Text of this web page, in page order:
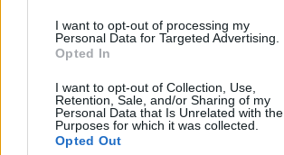
I want to opt-out of processing my
Personal Data for Targeted Advertising.
Opted In
I want to opt-out of Collection, Use,
Retention, Sale, and/or Sharing of my
Personal Data that Is Unrelated with the
Purposes for which it was collected.
Opted Out